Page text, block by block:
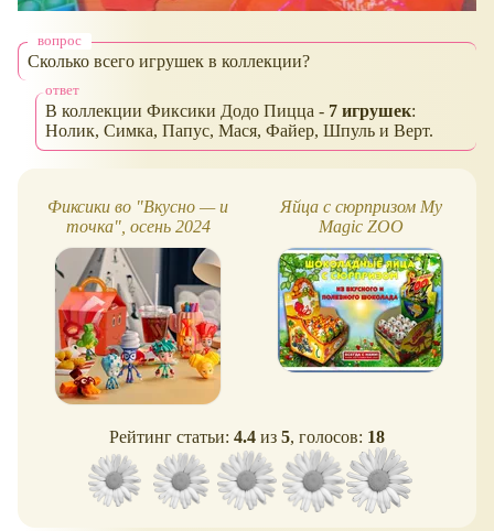
Сколько всего игрушек в коллекции?
В коллекции Фиксики Додо Пицца - 7 игрушек:
Нолик, Симка, Папус, Мася, Файер, Шпуль и Верт.
Фиксики во "Вкусно — и
точка", осень 2024
Яйца с сюрпризом My
Magic ZOO
Рейтинг статьи: 4.4 из 5, голосов: 18